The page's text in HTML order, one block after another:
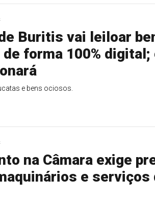
Buritis vai leiloar
forma 100% digital;
e bens ociosos.
na Câmara exige
e serviços